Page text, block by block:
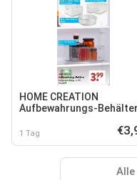
HOME CREATION
Aufbewahrungs-Behälter
1 Tag